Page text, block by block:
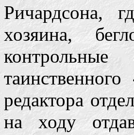
Ричардсона,
хозяина,
контрольные
редактора
на ходу